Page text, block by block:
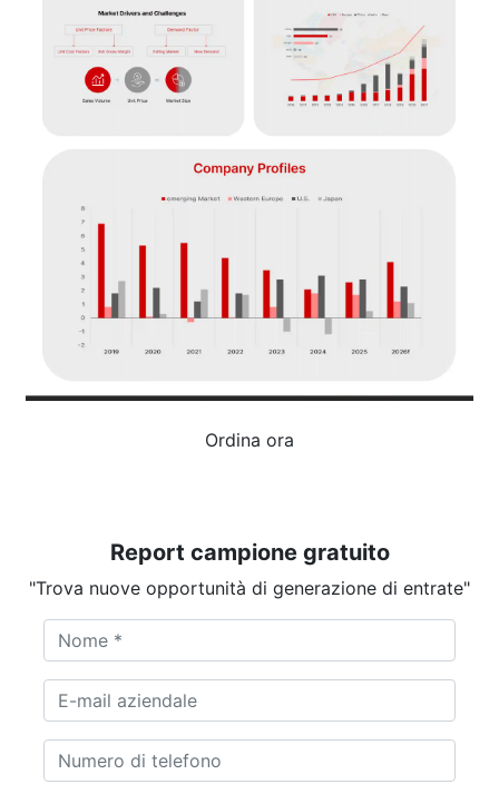
Ordina ora
Report campione gratuito
"Trova nuove opportunità di generazione di entrate"